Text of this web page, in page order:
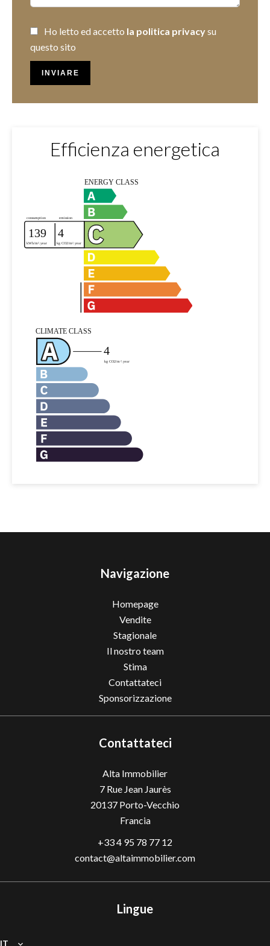
Ho letto ed accetto la politica privacysu
questo sito
INVIARE
Efficienza energetica
Navigazione
Homepage
Vendite
Stagionale
Il nostro team
Stima
Contattateci
Sponsorizzazione
Contattateci
Alta Immobilier
7 Rue Jean Jaurès
20137 Porto-Vecchio
Francia
+33 4 95 78 77 12
contact@altaimmobilier.com
Lingue
IT